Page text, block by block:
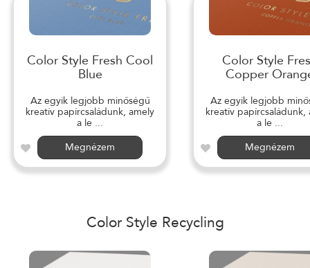
Color Style Fresh Cool
Blue
Az egyik legjobb minőségű
kreatív papírcsaládunk, amely
a le ...
Megnézem
Color Style
Copper
Az egyik legjobb
kreatív papírcsaládunk,
a le ...
Megnézem
Color Style Recycling